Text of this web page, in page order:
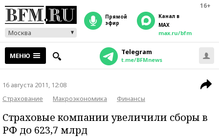
16+
Москва
прямой
эфир
Канал в
MAX
max.ru/bfm
МЕНЮ Telegram
t.me/BFMnews
16 августа 2011, 12:08
Страхование
Макроэкономика Финансы
Страховые компании увеличили сборы в
РФ до 623,7 млрд